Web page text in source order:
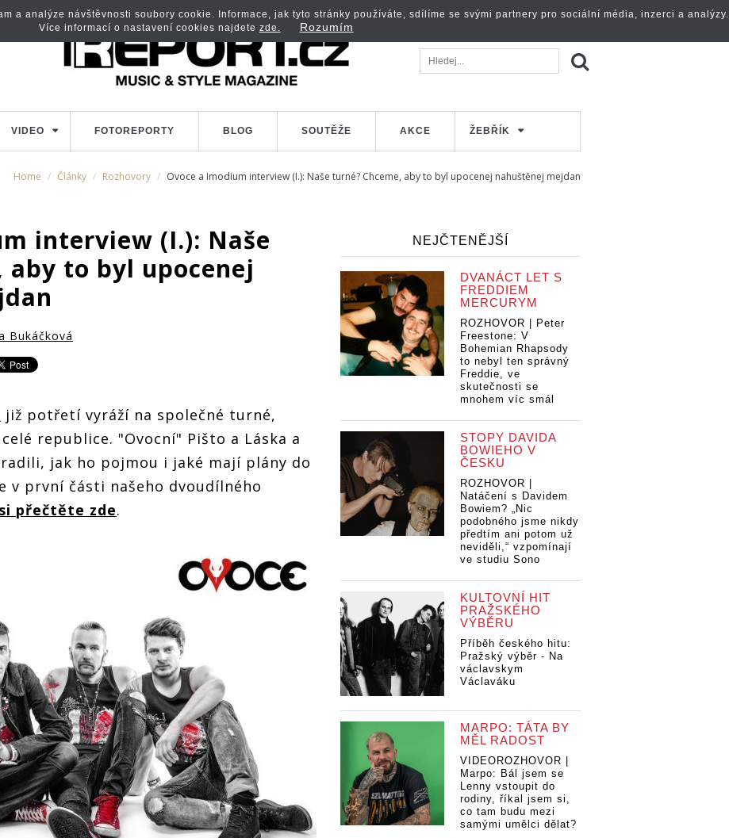
VIDEO FOTOREPORTY BLOG SOUTĚŽE AKCE ŽEBŘÍK
Home Články Rozhovory Ovoce a Imodium interview (I.): Naše turné? Chceme, aby to byl upocenej nahuštěnej mejdan
interview (I.): Naše
aby to byl upocenej
Bukáčková
již potřetí vyráží na společné turné,
republice. "Ovocní" Pišto a Láska a
jak ho pojmou i jaké mají plány do
v první části našeho dvoudílného
přečtěte zde.
NEJČTENĚJŠÍ
DVANÁCT LET S
FREDDIEM
MERCURYM
ROZHOVOR | Peter
Freestone: V
Bohemian Rhapsody
to nebyl ten správný
Freddie, ve
skutečnosti se
mnohem víc smál
STOPY DAVIDA
BOWIEHO V
ČESKU
ROZHOVOR |
Natáčení s Davidem
Bowiem? „Nic
podobného jsme nikdy
předtím ani potom už
neviděli,“ vzpomínají
ve studiu Sono
KULTOVNÍ HIT
PRAŽSKÉHO
VÝBĚRU
Příběh českého hitu:
Pražský výběr - Na
václavskym
Václaváku
MARPO: TÁTA BY
MĚL RADOST
VIDEOROZHOVOR |
Marpo: Bál jsem se
Lenny vstoupit do
rodiny, říkal jsem si,
co tam budu mezi
samými umělci dělat?
a analýze návštěvnosti soubory cookie. Informace, jak tyto stránky používáte, sdílíme se svými partnery pro sociální média, inzerci a analýzy.
Více informací o nastavení cookies najdete zde. Rozumím